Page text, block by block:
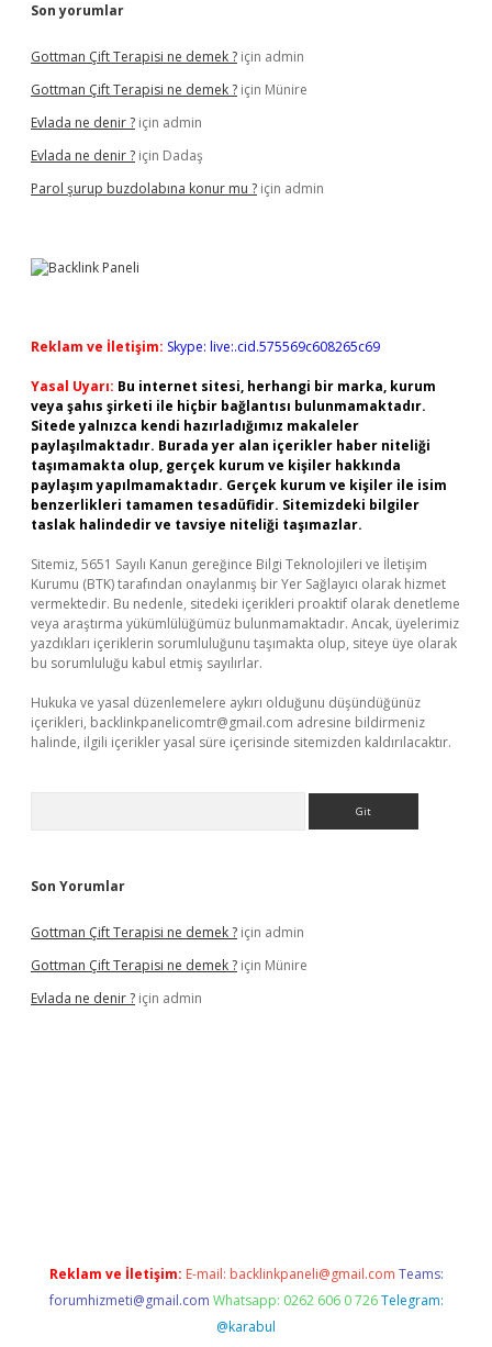
Son yorumlar
Gottman Çift Terapisi ne demek ? için admin
Gottman Çift Terapisi ne demek ? için Münire
Evlada ne denir ? için admin
Evlada ne denir ? için Dadaş
Parol şurup buzdolabına konur mu ? için admin
Reklam ve İletişim: Skype: live:.cid.575569c608265c69
Yasal Uyarı: Bu internet sitesi, herhangi bir marka, kurum
veya şahıs şirketi ile hiçbir bağlantısı bulunmamaktadır.
Sitede yalnızca kendi hazırladığımız makaleler
paylaşılmaktadır. Burada yer alan içerikler haber niteliği
taşımamakta olup, gerçek kurum ve kişiler hakkında
paylaşım yapılmamaktadır. Gerçek kurum ve kişiler ile isim
benzerlikleri tamamen tesadüfidir. Sitemizdeki bilgiler
taslak halindedir ve tavsiye niteliği taşımazlar.
Sitemiz, 5651 Sayılı Kanun gereğince Bilgi Teknolojileri ve İletişim
Kurumu (BTK) tarafından onaylanmış bir Yer Sağlayıcı olarak hizmet
vermektedir. Bu nedenle, sitedeki içerikleri proaktif olarak denetleme
veya araştırma yükümlülüğümüz bulunmamaktadır. Ancak, üyelerimiz
yazdıkları içeriklerin sorumluluğunu taşımakta olup, siteye üye olarak
bu sorumluluğu kabul etmiş sayılırlar.
Hukuka ve yasal düzenlemelere aykırı olduğunu düşündüğünüz
içerikleri, backlinkpanelicomtr@gmail.com adresine bildirmeniz
halinde, ilgili içerikler yasal süre içerisinde sitemizden kaldırılacaktır.
Son Yorumlar
Gottman Çift Terapisi ne demek ? için admin
Gottman Çift Terapisi ne demek ? için Münire
Evlada ne denir ? için admin
Reklam ve İletişim: E-mail: backlinkpaneli@gmail.com Teams:
forumhizmeti@gmail.com Whatsapp: 0262 606 0 726 Telegram:
@karabul